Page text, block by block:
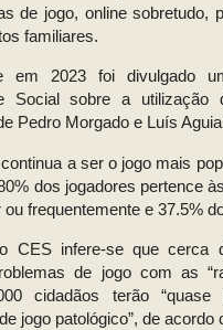
de jogo, online sobretudo,
familiares.
em 2023 foi divulgado
Social sobre a utilização
Pedro Morgado e Luís
a ser o jogo mais
dos jogadores pertence
ou frequentemente e 37.5%
CES infere-se que cerca
de jogo com as
cidadãos terão
jogo patológico”, de